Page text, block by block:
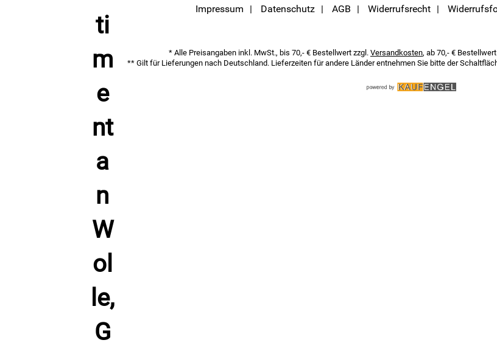
Impressum Datenschutz AGB Widerrufsrecht
* Alle Preisangaben inkl. MwSt., bis 70,- € Bestellwert zzgl. Versandkosten, ab 70,- €
** Gilt für Lieferungen nach Deutschland. Lieferzeiten für andere Länder entnehmen Sie bitte der